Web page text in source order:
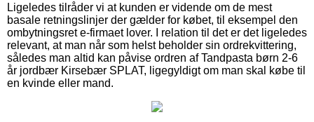
Ligeledes tilråder vi at kunden er vidende om de mest
basale retningslinjer der gælder for købet, til eksempel den
ombytningsret e-firmaet lover. I relation til det er det ligeledes
relevant, at man når som helst beholder sin ordrekvittering,
således man altid kan påvise ordren af Tandpasta børn 2-6
år jordbær Kirsebær SPLAT, ligegyldigt om man skal købe til
en kvinde eller mand.